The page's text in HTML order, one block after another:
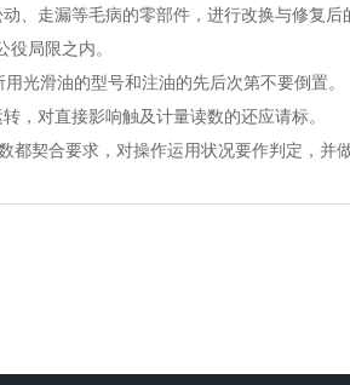
走漏等毛病的零部件，进行改换与修复后
局限之内。
光滑油的型号和注油的先后次第不要倒置。
，对直接影响触及计量读数的还应请标。
契合要求，对操作运用状况要作判定，并做